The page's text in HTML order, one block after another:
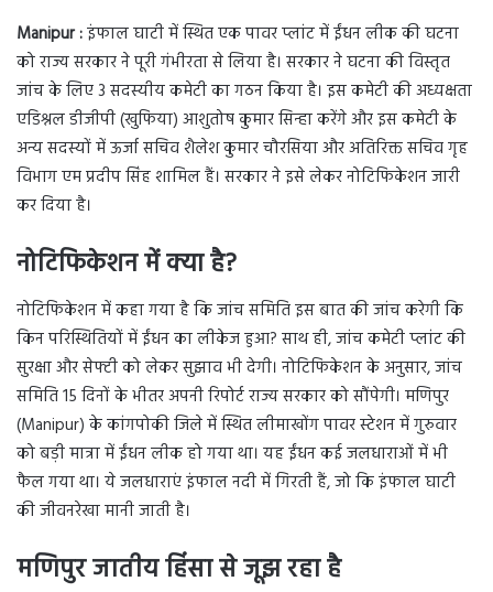
Manipur:इंफाल घाटी में स्थित एक पावर प्लांट में ईंधन लीक की घटना
को राज्य सरकार ने पूरी गंभीरता से लिया है। सरकार ने घटना की विस्तृत
जांच के लिए 3 सदस्यीय कमेटी का गठन किया है। इस कमेटी की अध्यक्षता
एडिश्नल डीजीपी (खुफिया) आशुतोष कुमार सिन्हा करेंगे और इस कमेटी के
अन्य सदस्यों में ऊर्जा सचिव शैलेश कुमार चौरसिया और अतिरिक्त सचिव गृह
विभाग एम प्रदीप सिंह शामिल हैं। सरकार ने इसे लेकर नोटिफिकेशन जारी
कर दिया है।
नोटिफिकेशन में क्या है?
नोटिफिकेशन में कहा गया है कि जांच समिति इस बात की जांच करेगी कि
किन परिस्थितियों में ईंधन का लीकेज हुआ? साथ ही, जांच कमेटी प्लांट की
सुरक्षा और सेफ्टी को लेकर सुझाव भी देगी। नोटिफिकेशन के अनुसार, जांच
समिति 15 दिनों के भीतर अपनी रिपोर्ट राज्य सरकार को सौंपेगी। मणिपुर
(Manipur) के कांगपोकी जिले में स्थित लीमाखोंग पावर स्टेशन में गुरुवार
को बड़ी मात्रा में ईंधन लीक हो गया था। यह ईंधन कई जलधाराओं में भी
फैल गया था। ये जलधाराएं इंफाल नदी में गिरती हैं, जो कि इंफाल घाटी
की जीवनरेखा मानी जाती है।
मणिपुर जातीय हिंसा से जूझ रहा है